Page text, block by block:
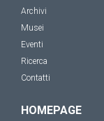
Archivi
Musei
Eventi
Ricerca
Contatti
HOMEPAGE